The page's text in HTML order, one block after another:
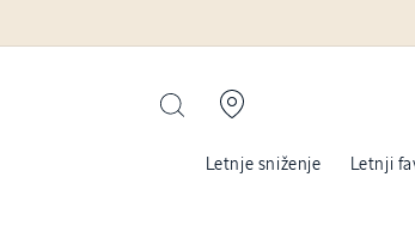
Letnje sniženje Letnji